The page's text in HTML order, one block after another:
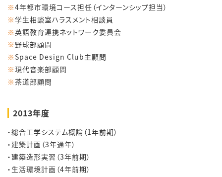
※4年都市環境コース担任（インターンシップ担当）
※ 学生相談室ハラスメント相談員
※英語教育連携ネットワーク委員会
※ 野球部顧問
※ Space Design Club主顧問
※現代音楽部顧問
※茶道部顧問
2013年度
・総合工学システム概論（1年前期）
・建築計画（3年通年）
・建築造形実習（3年前期）
・生活環境計画（4年前期）